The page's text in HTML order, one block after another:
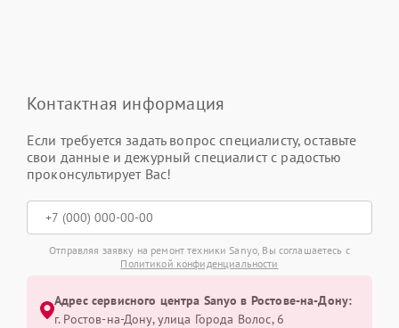
Контактная информация
Если требуется задать вопрос специалисту, оставьте
свои данные и дежурный специалист с радостью
проконсультирует Вас!
Отправляя заявку на ремонт техники Sanyo, Вы соглашаетесь с
Политикой конфиденциальности
Адрес сервисного центра Sanyo в Ростове-на-Дону:
г. Ростов-на-Дону, улица Города Волос, 6